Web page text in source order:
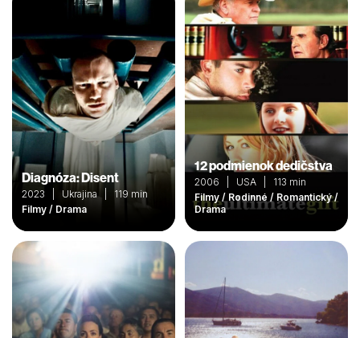
Diagnóza: Disent
2023 | Ukrajina | 119 min
Filmy / Drama
12 podmienok dedičstva
2006 | USA | 113 min
Filmy / Rodinné / Romantický /
Drama